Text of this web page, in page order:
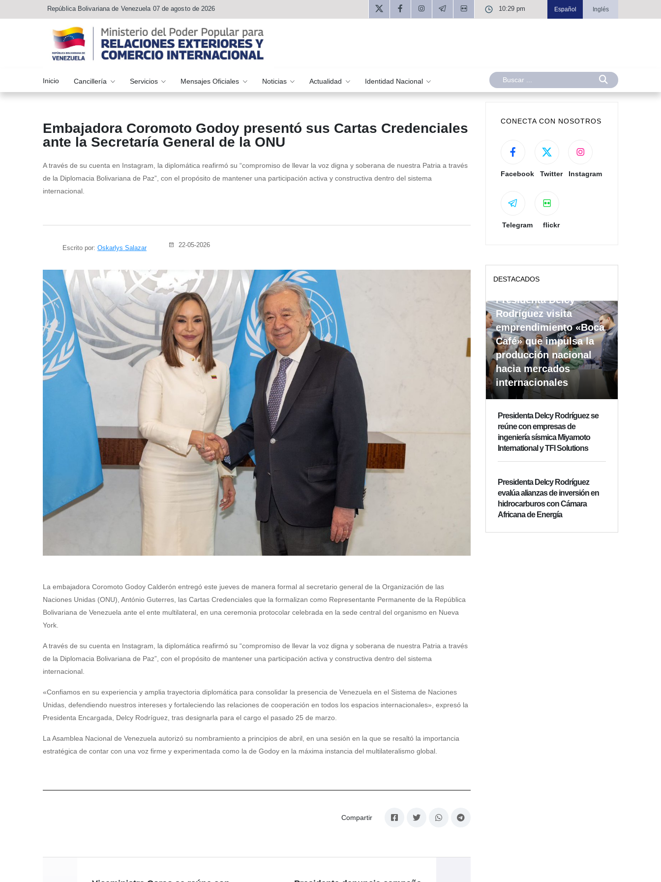
República Bolivariana de Venezuela 07 de agosto de 2026 10:29 pm Español Inglés
Inicio Cancillería Servicios Mensajes Oficiales Noticias Actualidad Identidad Nacional
Embajadora Coromoto Godoy presentó sus Cartas Credenciales
ante la Secretaría General de la ONU
A través de su cuenta en Instagram, la diplomática reafirmó su “compromiso de llevar la voz digna y soberana de nuestra Patria a través
de la Diplomacia Bolivariana de Paz”, con el propósito de mantener una participación activa y constructiva dentro del sistema
internacional.
Escrito por: Oskarlys Salazar 22-05-2026
La embajadora Coromoto Godoy Calderón entregó este jueves de manera formal al secretario general de la Organización de las
Naciones Unidas (ONU), António Guterres, las Cartas Credenciales que la formalizan como Representante Permanente de la República
Bolivariana de Venezuela ante el ente multilateral, en una ceremonia protocolar celebrada en la sede central del organismo en Nueva
York.
A través de su cuenta en Instagram, la diplomática reafirmó su “compromiso de llevar la voz digna y soberana de nuestra Patria a través
de la Diplomacia Bolivariana de Paz”, con el propósito de mantener una participación activa y constructiva dentro del sistema
internacional.
«Confiamos en su experiencia y amplia trayectoria diplomática para consolidar la presencia de Venezuela en el Sistema de Naciones
Unidas, defendiendo nuestros intereses y fortaleciendo las relaciones de cooperación en todos los espacios internacionales», expresó la
Presidenta Encargada, Delcy Rodríguez, tras designarla para el cargo el pasado 25 de marzo.
La Asamblea Nacional de Venezuela autorizó su nombramiento a principios de abril, en una sesión en la que se resaltó la importancia
estratégica de contar con una voz firme y experimentada como la de Godoy en la máxima instancia del multilateralismo global.
Compartir
CONECTA CON NOSOTROS
Facebook Twitter Instagram
Telegram flickr
DESTACADOS
Presidenta Delcy
Rodríguez visita
emprendimiento «Boca
Café» que impulsa la
producción nacional
hacia mercados
internacionales
Presidenta Delcy Rodríguez se
reúne con empresas de
ingeniería sísmica Miyamoto
International y TFI Solutions
Presidenta Delcy Rodríguez
evalúa alianzas de inversión en
hidrocarburos con Cámara
Africana de Energía